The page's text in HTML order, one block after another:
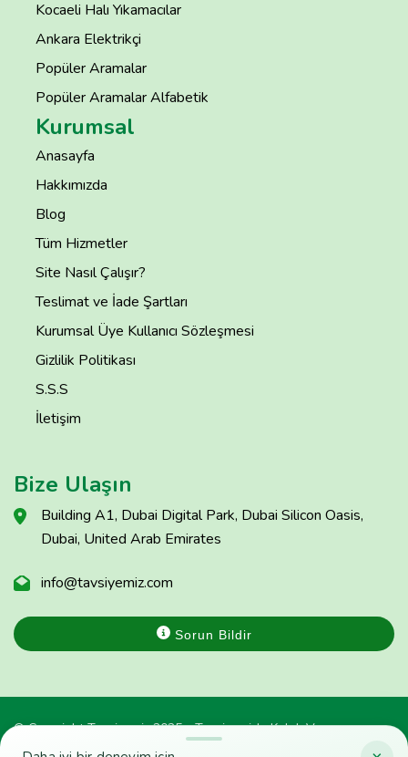
Kocaeli Halı Yıkamacılar
Ankara Elektrikçi
Popüler Aramalar
Popüler Aramalar Alfabetik
Kurumsal
Anasayfa
Hakkımızda
Blog
Tüm Hizmetler
Site Nasıl Çalışır?
Teslimat ve İade Şartları
Kurumsal Üye Kullanıcı Sözleşmesi
Gizlilik Politikası
S.S.S
İletişim
Bize Ulaşın
Building A1, Dubai Digital Park, Dubai Silicon Oasis,
Dubai, United Arab Emirates
info@tavsiyemiz.com
Sorun Bildir
© Copyright Tavsiyemiz 2025 - Tavsiyemiz'e Kulak Ver